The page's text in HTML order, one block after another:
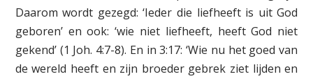
Daarom wordt gezegd: ‘Ieder die liefheeft is uit God
geboren’ en ook: ‘wie niet liefheeft, heeft God niet
gekend’ (1 Joh. 4:7-8). En in 3:17: ‘Wie nu het goed van
de wereld heeft en zijn broeder gebrek ziet lijden en